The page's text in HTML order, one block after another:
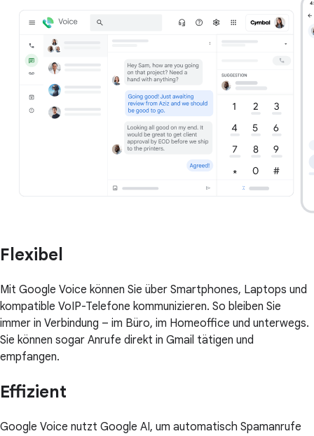
Flexibel
Mit Google Voice können Sie über Smartphones, Laptops und
kompatible VoIP-Telefone kommunizieren. So bleiben Sie
immer in Verbindung – im Büro, im Homeoffice und unterwegs.
Sie können sogar Anrufe direkt in Gmail tätigen und
empfangen.
Effizient
Google Voice nutzt Google AI, um automatisch Spamanrufe